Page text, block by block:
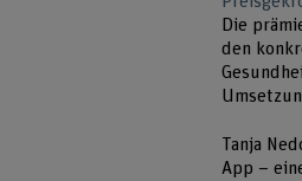
Die
den
Tanja
App –